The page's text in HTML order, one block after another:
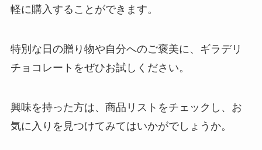
所はどこ？Amazonで購入でき
ウイスキー 響はどこで買える？生
軽に購入することができます。
特別な日の贈り物や自分へのご褒美に、ギラデリ
チョコレートをぜひお試しください。
興味を持った方は、商品リストをチェックし、お
気に入りを見つけてみてはいかがでしょうか。